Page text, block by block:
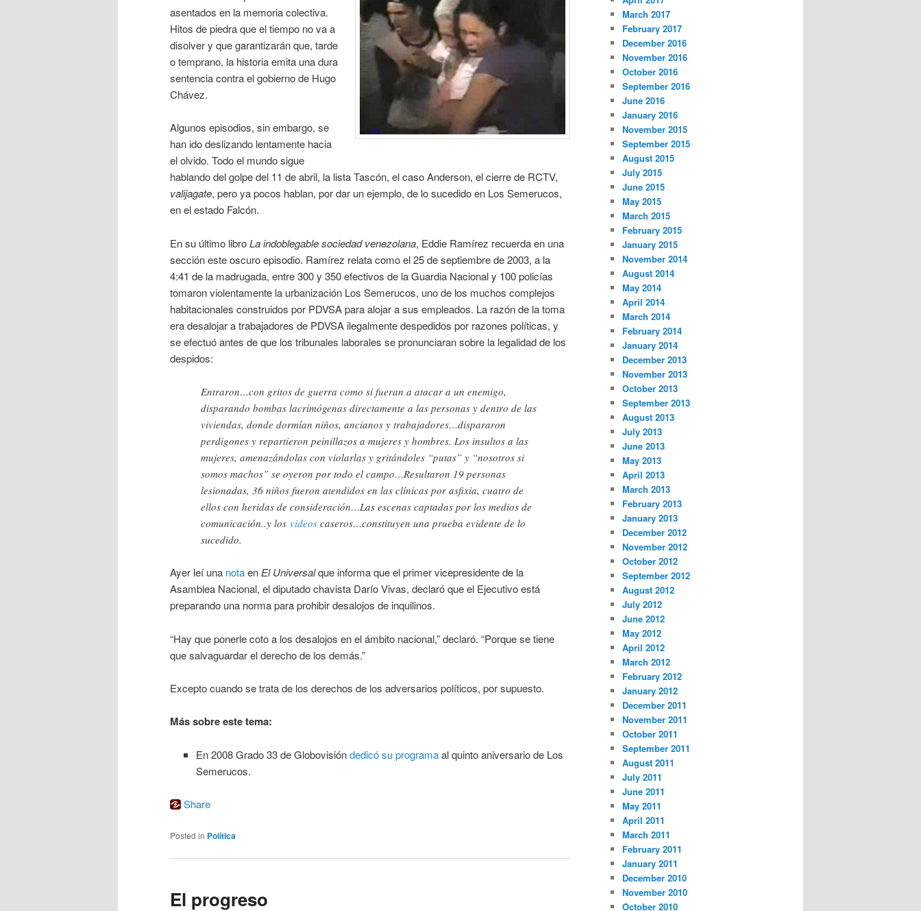
asentados en la memoria colectiva.
Hitos de piedra que el tiempo no va a
disolver y que garantizarán que, tarde
o temprano, la historia emita una dura
sentencia contra el gobierno de Hugo
Chávez.
Algunos episodios, sin embargo, se
han ido deslizando lentamente hacia
el olvido. Todo el mundo sigue
hablando del golpe del 11 de abril, la lista Tascón, el caso Anderson, el cierre de RCTV,
valijagate, pero ya pocos hablan, por dar un ejemplo, de lo sucedido en Los Semerucos,
en el estado Falcón.
En su último libroLa indoblegable sociedad venezolana, Eddie Ramírez recuerda en una
sección este oscuro episodio. Ramírez relata como el 25 de septiembre de 2003, a la
4:41 de la madrugada, entre 300 y 350 efectivos de la Guardia Nacional y 100 policías
tomaron violentamente la urbanización Los Semerucos, uno de los muchos complejos
habitacionales construidos por PDVSA para alojar a sus empleados. La razón de la toma
era desalojar a trabajadores de PDVSA ilegalmente despedidos por razones políticas, y
se efectuó antes de que los tribunales laborales se pronunciaran sobre la legalidad de los
despidos:
Entraron…con gritos de guerra como si fueran a atacar a un enemigo,
disparando bombas lacrimógenas directamente a las personas y dentro de las
viviendas, donde dormían niños, ancianos y trabajadores…dispararon
perdigones y repartieron peinillazos a mujeres y hombres. Los insultos a las
mujeres, amenazándolas con violarlas y gritándoles “putas” y “nosotros si
somos machos” se oyeron por todo el campo…Resultaron 19 personas
lesionadas, 36 niños fueron atendidos en las clínicas por asfixia, cuatro de
ellos con heridas de consideración…Las escenas captadas por los medios de
comunicación..y los videos caseros…constituyen una prueba evidente de lo
sucedido.
Ayer leí una notaenEl Universalque informa que el primer vicepresidente de la
Asamblea Nacional, el diputado chavista Darío Vivas, declaró que el Ejecutivo está
preparando una norma para prohibir desalojos de inquilinos.
“Hay que ponerle coto a los desalojos en el ámbito nacional,” declaró. “Porque se tiene
que salvaguardar el derecho de los demás.”
Excepto cuando se trata de los derechos de los adversarios políticos, por supuesto.
Más sobre este tema:
En 2008 Grado 33 de Globovisióndedicó su programaal quinto aniversario de Los
Semerucos.
Share
Posted in Política
El progreso
March 2017
February 2017
December 2016
November 2016
October 2016
September 2016
June 2016
January 2016
November 2015
September 2015
August 2015
July 2015
June 2015
May 2015
March 2015
February 2015
January 2015
November 2014
August 2014
May 2014
April 2014
March 2014
February 2014
January 2014
December 2013
November 2013
October 2013
September 2013
August 2013
July 2013
June 2013
May 2013
April 2013
March 2013
February 2013
January 2013
December 2012
November 2012
October 2012
September 2012
August 2012
July 2012
June 2012
May 2012
April 2012
March 2012
February 2012
January 2012
December 2011
November 2011
October 2011
September 2011
August 2011
July 2011
June 2011
May 2011
April 2011
March 2011
February 2011
January 2011
December 2010
November 2010
October 2010